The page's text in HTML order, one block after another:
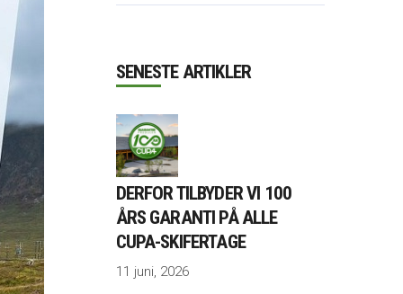
SENESTE ARTIKLER
DERFOR TILBYDER VI 100
ÅRS GARANTI PÅ ALLE
CUPA-SKIFERTAGE
11 juni, 2026